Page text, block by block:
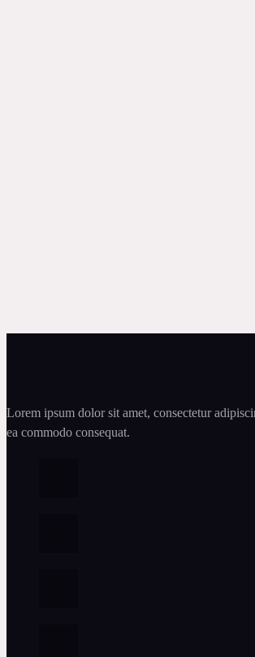
Lorem ipsum dolor sit amet, consectetur
ea commodo consequat.